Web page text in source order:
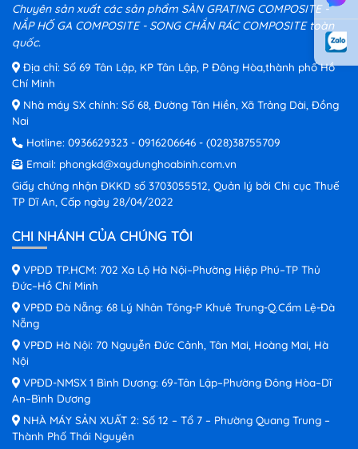
Chuyên sản xuất các sản phẩm SÀN GRATING COMPOSITE -
NẮP HỐ GA COMPOSITE - SONG CHẮN RÁC COMPOSITE toàn
quốc.
Địa chỉ: Số 69 Tân Lập, KP Tân Lập, P Đông Hòa,thành phố Hồ
Chí Minh
Nhà máy SX chính: Số 68, Đường Tân Hiền, Xã Trảng Dài, Đồng
Nai
Hotline: 0936629323 - 0916206646 - (028)38755709
Email: phongkd@xaydunghoabinh.com.vn
Giấy chứng nhận ĐKKD số 3703055512, Quản lý bởi Chi cục Thuế
TP Dĩ An, Cấp ngày 28/04/2022
CHI NHÁNH CỦA CHÚNG TÔI
VPĐD TP.HCM: 702 Xa Lộ Hà Nội–Phường Hiệp Phú–TP Thủ
Đức–Hồ Chí Minh
VPĐD Đà Nẵng: 68 Lý Nhân Tông-P Khuê Trung-Q.Cẩm Lệ-Đà
Nẵng
VPĐD Hà Nội: 70 Nguyễn Đức Cảnh, Tân Mai, Hoàng Mai, Hà
Nội
VPĐD-NMSX 1 Bình Dương: 69-Tân Lập–Phường Đông Hòa–Dĩ
An–Bình Dương
NHÀ MÁY SẢN XUẤT 2: Số 12 – Tổ 7 – Phường Quang Trung –
Thành Phố Thái Nguyên